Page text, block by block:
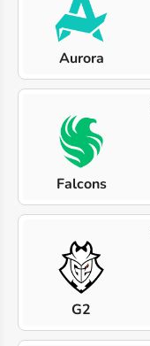
Aurora
Falcons
G2